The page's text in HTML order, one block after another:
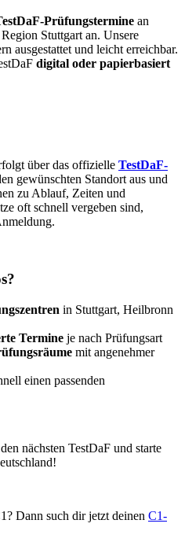
Prüfungstermine an
Stuttgart an. Unsere
ausgestattet und leicht erreichbar.
digital oder papierbasiert
über das offizielle TestDaF-
gewünschten Standort aus und
zu Ablauf, Zeiten und
oft schnell vergeben sind,
in Stuttgart, Heilbronn
Termine je nach Prüfungsart
mit angenehmer
einen passenden
nächsten TestDaF und starte
Dann such dir jetzt deinen C1-